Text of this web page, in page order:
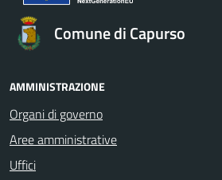
Comune di Capurso
AMMINISTRAZIONE
Organi di governo
Aree amministrative
Uffici